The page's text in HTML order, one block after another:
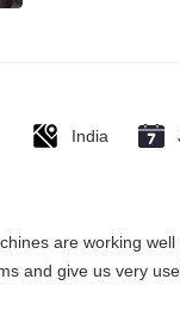
India
are working
and give us very